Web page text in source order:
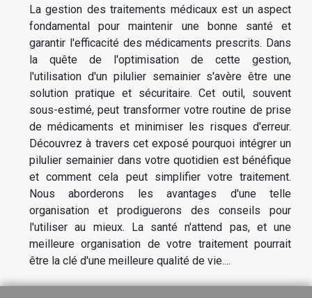
La gestion des traitements médicaux est un aspect
fondamental pour maintenir une bonne santé et
garantir l'efficacité des médicaments prescrits. Dans
la quête de l'optimisation de cette gestion,
l'utilisation d'un pilulier semainier s'avère être une
solution pratique et sécuritaire. Cet outil, souvent
sous-estimé, peut transformer votre routine de prise
de médicaments et minimiser les risques d'erreur.
Découvrez à travers cet exposé pourquoi intégrer un
pilulier semainier dans votre quotidien est bénéfique
et comment cela peut simplifier votre traitement.
Nous aborderons les avantages d'une telle
organisation et prodiguerons des conseils pour
l'utiliser au mieux. La santé n'attend pas, et une
meilleure organisation de votre traitement pourrait
être la clé d'une meilleure qualité de vie....